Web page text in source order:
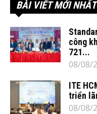
BÀI VIẾT MỚI NHẤT
công
721...
08/08/
ITE
triển
08/08/